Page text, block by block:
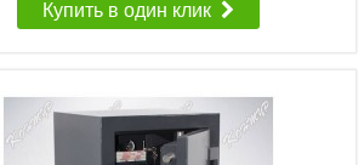
Купить в один клик